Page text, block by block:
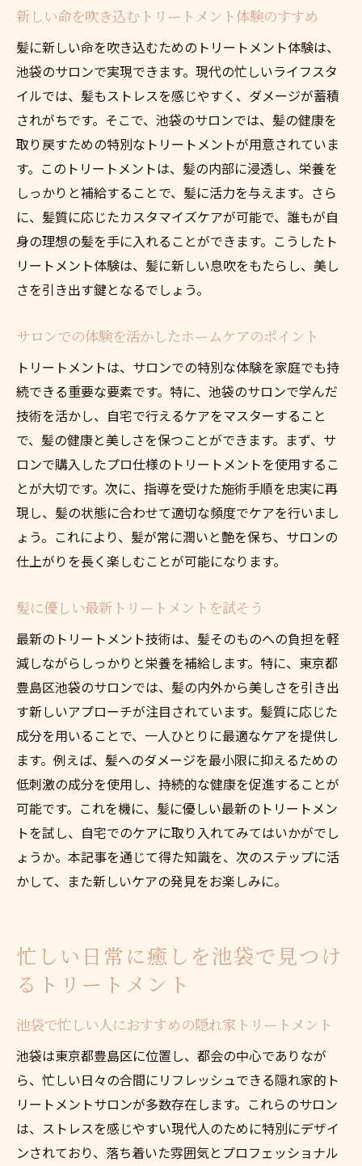
新しい命を吹き込むトリートメント体験のすすめ
髪に新しい命を吹き込むためのトリートメント体験は、
池袋のサロンで実現できます。現代の忙しいライフスタ
イルでは、髪もストレスを感じやすく、ダメージが蓄積
されがちです。そこで、池袋のサロンでは、髪の健康を
取り戻すための特別なトリートメントが用意されていま
す。このトリートメントは、髪の内部に浸透し、栄養を
しっかりと補給することで、髪に活力を与えます。さら
に、髪質に応じたカスタマイズケアが可能で、誰もが自
身の理想の髪を手に入れることができます。こうしたト
リートメント体験は、髪に新しい息吹をもたらし、美し
さを引き出す鍵となるでしょう。
サロンでの体験を活かしたホームケアのポイント
トリートメントは、サロンでの特別な体験を家庭でも持
続できる重要な要素です。特に、池袋のサロンで学んだ
技術を活かし、自宅で行えるケアをマスターすること
で、髪の健康と美しさを保つことができます。まず、サ
ロンで購入したプロ仕様のトリートメントを使用するこ
とが大切です。次に、指導を受けた施術手順を忠実に再
現し、髪の状態に合わせて適切な頻度でケアを行いまし
ょう。これにより、髪が常に潤いと艶を保ち、サロンの
仕上がりを長く楽しむことが可能になります。
髪に優しい最新トリートメントを試そう
最新のトリートメント技術は、髪そのものへの負担を軽
減しながらしっかりと栄養を補給します。特に、東京都
豊島区池袋のサロンでは、髪の内外から美しさを引き出
す新しいアプローチが注目されています。髪質に応じた
成分を用いることで、一人ひとりに最適なケアを提供し
ます。例えば、髪へのダメージを最小限に抑えるための
低刺激の成分を使用し、持続的な健康を促進することが
可能です。これを機に、髪に優しい最新のトリートメン
トを試し、自宅でのケアに取り入れてみてはいかがでし
ょうか。本記事を通じて得た知識を、次のステップに活
かして、また新しいケアの発見をお楽しみに。
忙しい日常に癒しを池袋で見つけ
るトリートメント
池袋で忙しい人におすすめの隠れ家トリートメント
池袋は東京都豊島区に位置し、都会の中心でありなが
ら、忙しい日々の合間にリフレッシュできる隠れ家的ト
リートメントサロンが多数存在します。これらのサロン
は、ストレスを感じやすい現代人のために特別にデザイ
ンされており、落ち着いた雰囲気とプロフェッショナル